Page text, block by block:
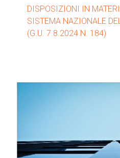
DISPOSIZIONI IN
SISTEMA NAZIONALE
(G.U. 7.8.2024 N. 184)